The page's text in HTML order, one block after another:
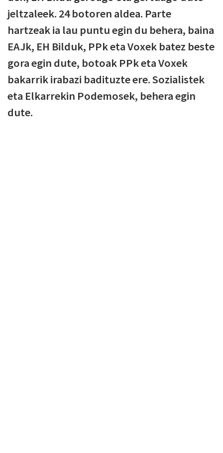
jeltzaleek. 24 botoren aldea. Parte
hartzeak ia lau puntu egin du behera, baina
EAJk, EH Bilduk, PPk eta Voxek batez beste
gora egin dute, botoak PPk eta Voxek
bakarrik irabazi badituzte ere. Sozialistek
eta Elkarrekin Podemosek, behera egin
dute.